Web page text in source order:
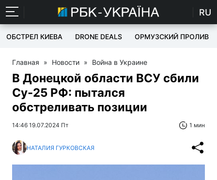
RU
ОБСТРЕЛ КИЕВА DRONE DEALS ОРМУЗСКИЙ ПРОЛИВ
Главная » Новости » Война в Украине
В Донецкой области ВСУ сбили
Су-25 РФ: пытался
обстреливать позиции
14:46 19.07.2024 Пт 1 мин
НАТАЛИЯ ГУРКОВСКАЯ